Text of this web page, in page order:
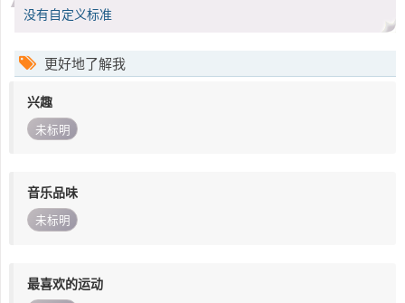
没有自定义标准
更好地了解我
兴趣
未标明
音乐品味
未标明
最喜欢的运动